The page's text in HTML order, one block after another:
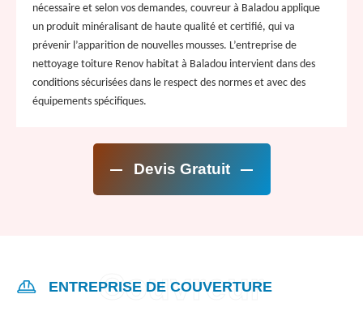
nécessaire et selon vos demandes, couvreur à Baladou applique
un produit minéralisant de haute qualité et certifié, qui va
prévenir l’apparition de nouvelles mousses. L’entreprise de
nettoyage toiture Renov habitat à Baladou intervient dans des
conditions sécurisées dans le respect des normes et avec des
équipements spécifiques.
Devis Gratuit
ENTREPRISE DE COUVERTURE